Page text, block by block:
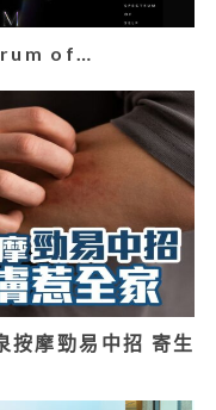
of…
按摩勁易中招 寄生